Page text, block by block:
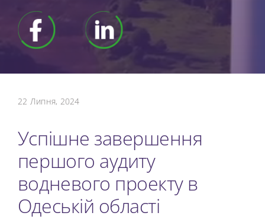
22 Липня, 2024
Успішне завершення
першого аудиту
водневого проекту в
Одеській області